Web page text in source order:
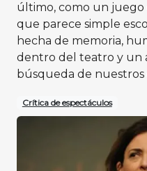
último, como un juego
que parece simple
hecha de memoria,
dentro del teatro y un
búsqueda de nuestros
Crítica de espectáculos